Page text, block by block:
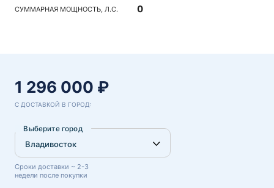
СУММАРНАЯ МОЩНОСТЬ, Л.С. 0
1 296 000 ₽
С ДОСТАВКОЙ В ГОРОД:
Выберите город
Сроки доставки ~ 2-3
недели после покупки